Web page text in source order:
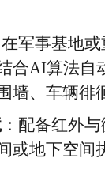
军事基地
合AI算法自
墙、车辆徘
：配备红外
或地下空间